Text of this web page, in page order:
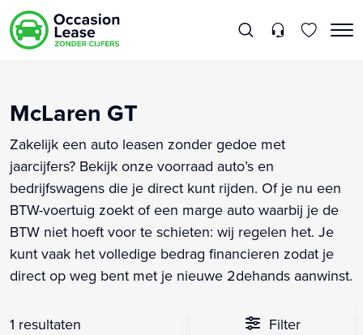
McLaren GT
Zakelijk een auto leasen zonder gedoe met
jaarcijfers? Bekijk onze voorraad auto’s en
bedrijfswagens die je direct kunt rijden. Of je nu een
BTW-voertuig zoekt of een marge auto waarbij je de
BTW niet hoeft voor te schieten: wij regelen het. Je
kunt vaak het volledige bedrag financieren zodat je
direct op weg bent met je nieuwe 2dehands aanwinst.
1 resultaten Filter